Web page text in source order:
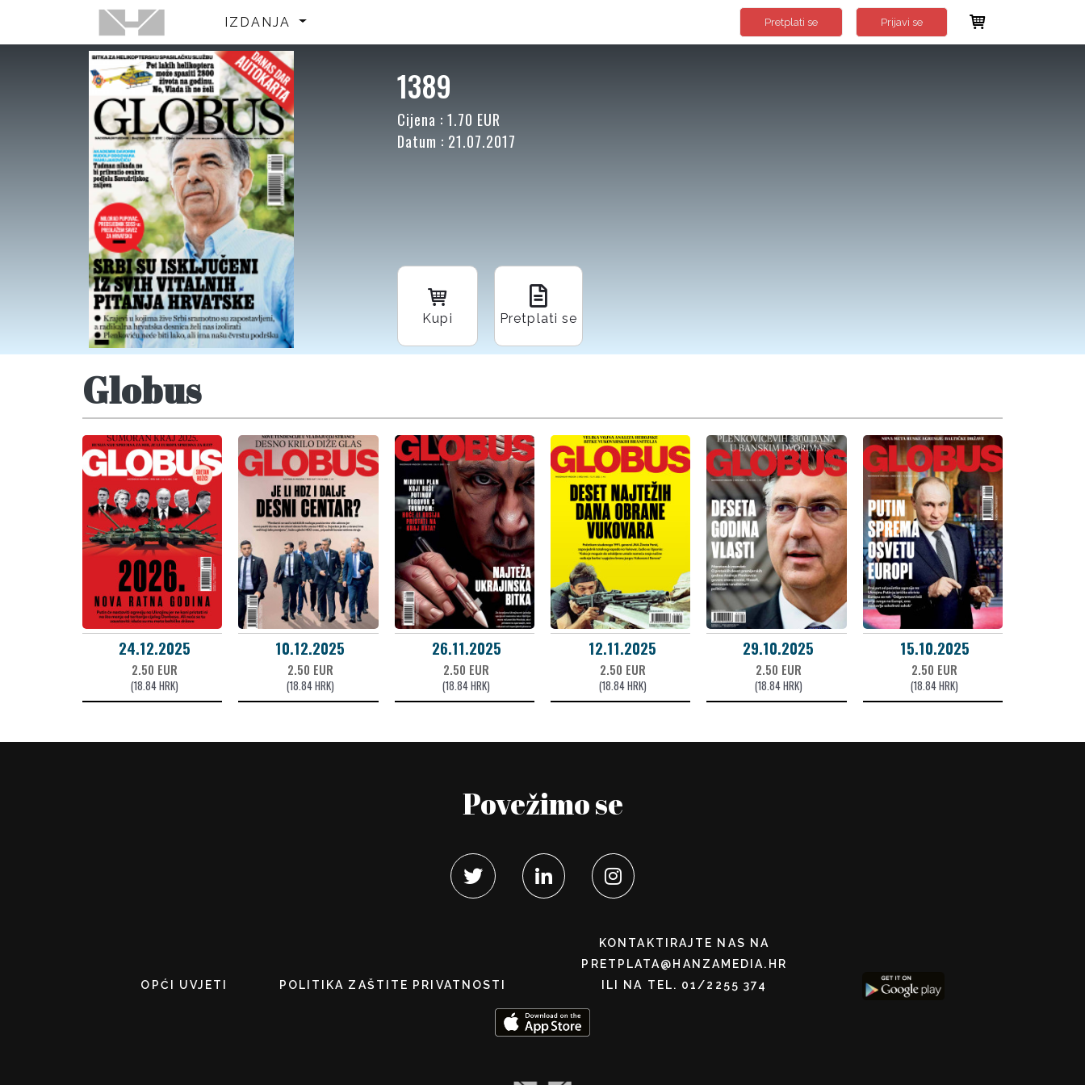
IZDANJA Pretplati se Prijavi se
1389
Cijena : 1.70 EUR
Datum : 21.07.2017
Kupi Pretplati se
Globus
24.12.2025
2.50 EUR
(18.84 HRK)
10.12.2025
2.50 EUR
(18.84 HRK)
26.11.2025
2.50 EUR
(18.84 HRK)
12.11.2025
2.50 EUR
(18.84 HRK)
29.10.2025
2.50 EUR
(18.84 HRK)
15.10.2025
2.50 EUR
(18.84 HRK)
Povežimo se
OPĆI UVJETI POLITIKA ZAŠTITE PRIVATNOSTI
KONTAKTIRAJTE NAS NA
PRETPLATA@HANZAMEDIA.HR
ILI NA TEL. 01/2255 374